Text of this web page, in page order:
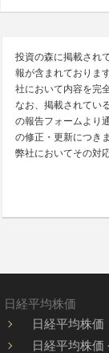
投資の森に掲載され
報が含まれておりま
社において内容を完
なお、掲載されてい
の報告フォームより
の修正・更新につき
弊社においてその対
日経平均株価
日経平均株価
日経平均株価